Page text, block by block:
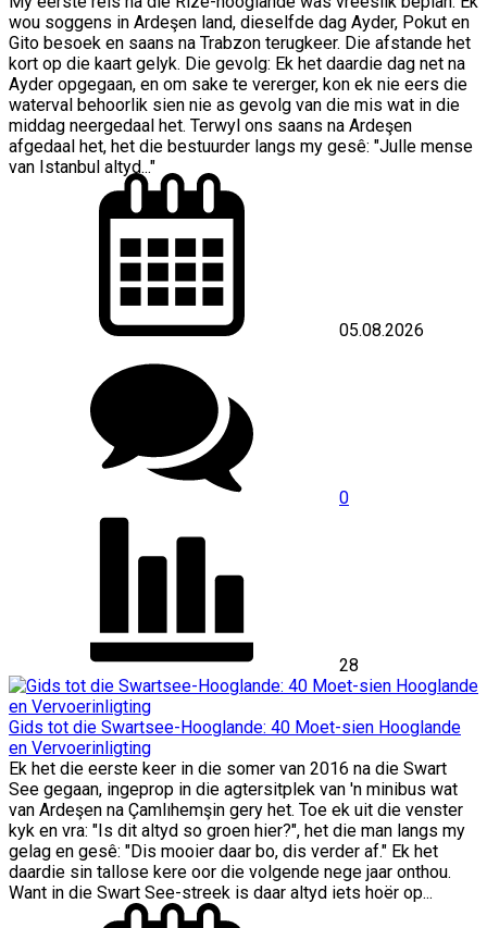
wou soggens in Ardeşen land, dieselfde dag Ayder, Pokut en
Gito besoek en saans na Trabzon terugkeer. Die afstande het
kort op die kaart gelyk. Die gevolg: Ek het daardie dag net na
Ayder opgegaan, en om sake te vererger, kon ek nie eers die
waterval behoorlik sien nie as gevolg van die mis wat in die
middag neergedaal het. Terwyl ons saans na Ardeşen
afgedaal het, het die bestuurder langs my gesê: "Julle mense
van Istanbul altyd..."
05.08.2026
0
28
Gids tot die Swartsee-Hooglande: 40 Moet-sien Hooglande
en Vervoerinligting
Ek het die eerste keer in die somer van 2016 na die Swart
See gegaan, ingeprop in die agtersitplek van 'n minibus wat
van Ardeşen na Çamlıhemşin gery het. Toe ek uit die venster
kyk en vra: "Is dit altyd so groen hier?", het die man langs my
gelag en gesê: "Dis mooier daar bo, dis verder af." Ek het
daardie sin tallose kere oor die volgende nege jaar onthou.
Want in die Swart See-streek is daar altyd iets hoër op...